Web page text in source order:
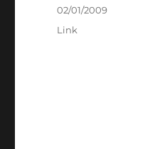
Posted
on
02/01/2009
Categories
Link